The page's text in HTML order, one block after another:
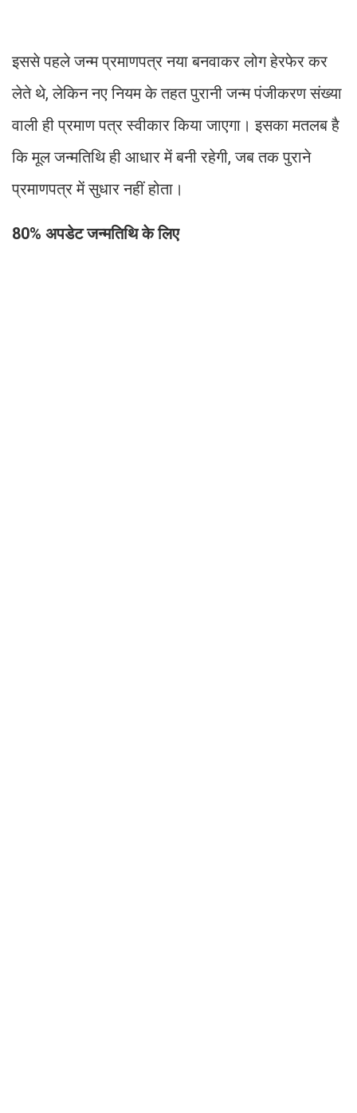
इससे पहले जन्म प्रमाणपत्र नया बनवाकर लोग हेरफेर कर
लेते थे, लेकिन नए नियम के तहत पुरानी जन्म पंजीकरण संख्या
वाली ही प्रमाण पत्र स्वीकार किया जाएगा। इसका मतलब है
कि मूल जन्मतिथि ही आधार में बनी रहेगी, जब तक पुराने
प्रमाणपत्र में सुधार नहीं होता।
80% अपडेट जन्मतिथि के लिए